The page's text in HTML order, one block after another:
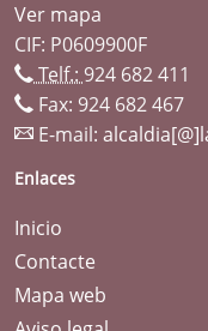
Ver mapa
CIF: P0609900F
Telf.: 924 682 411
Fax: 924 682 467
E-mail:
Enlaces
Inicio
Contacte
Mapa web